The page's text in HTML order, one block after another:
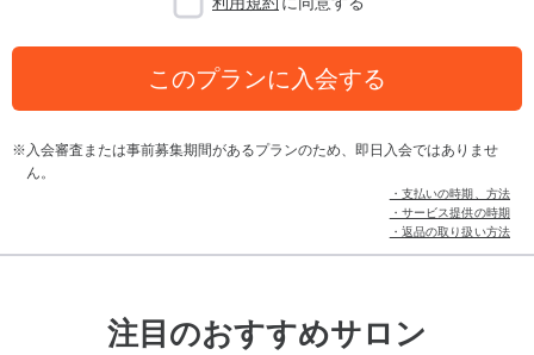
このプランに入会する
入会審査または事前募集期間があるプランのため、即日入会ではありませ
ん。
・支払いの時期、方法
・サービス提供の時期
・返品の取り扱い方法
注目のおすすめサロン